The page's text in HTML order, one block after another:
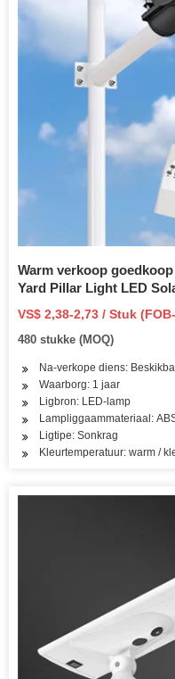
Warm verkoop
Yard Pillar Light LED
VS$ 2,38-2,73 / Stuk
480 stukke (MOQ)
Na-verkope diens:
Waarborg: 1 jaar
Ligbron: LED-lamp
Lampliggaammateriaal:
Ligtipe: Sonkrag
Kleurtemperatuur: warm /